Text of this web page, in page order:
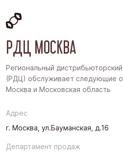
Восточная Сибирь
Дальний Восток
Поволжье
Урал
РДЦ МОСКВА
Региональный
(РДЦ) обслуживает следующие
Москва и Московская область
Адрес
г. Москва, ул.Бауманская, д.16
Департамент продаж